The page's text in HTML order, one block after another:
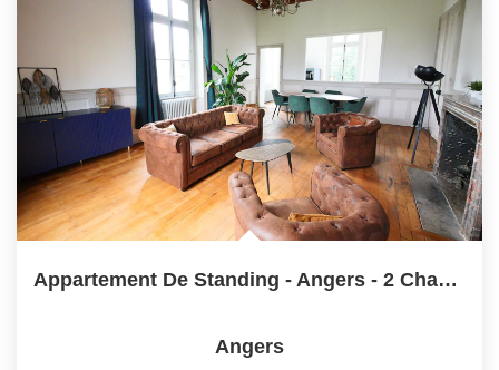
Appartement De Standing - Angers - 2 Chambres
Angers